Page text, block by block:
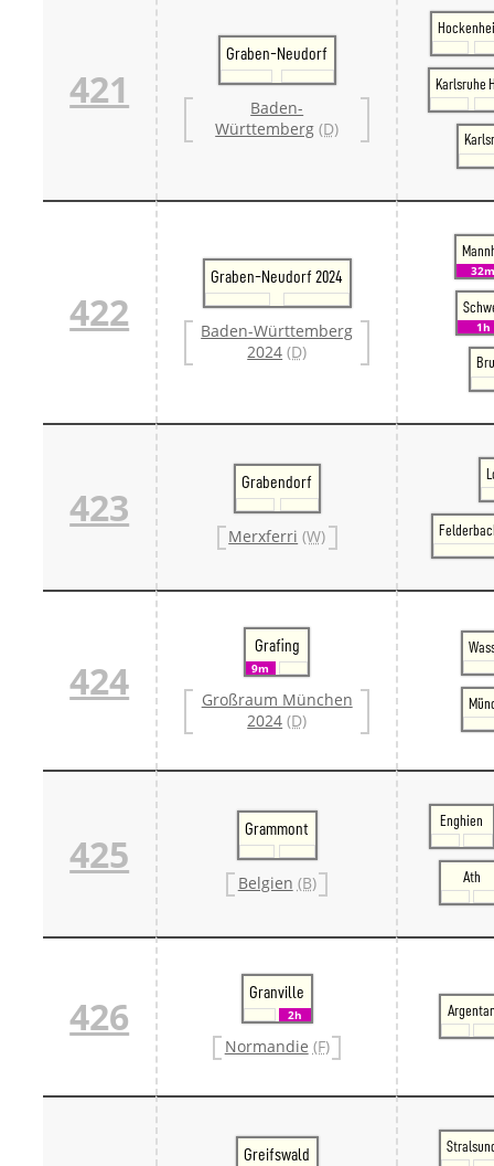
421
Graben-Neudorf
Baden-
Württemberg (D)
Karlsruhe
422
Graben-Neudorf 2024
Baden-Württemberg
2024 (D)
32m
1h
423
Grabendorf
Merxferri (W)
424
Grafing
9m
Großraum München
2024 (D)
425
Grammont
Belgien (B)
Enghien
Ath
426
Granville
2h
Normandie (F)
Greifswald